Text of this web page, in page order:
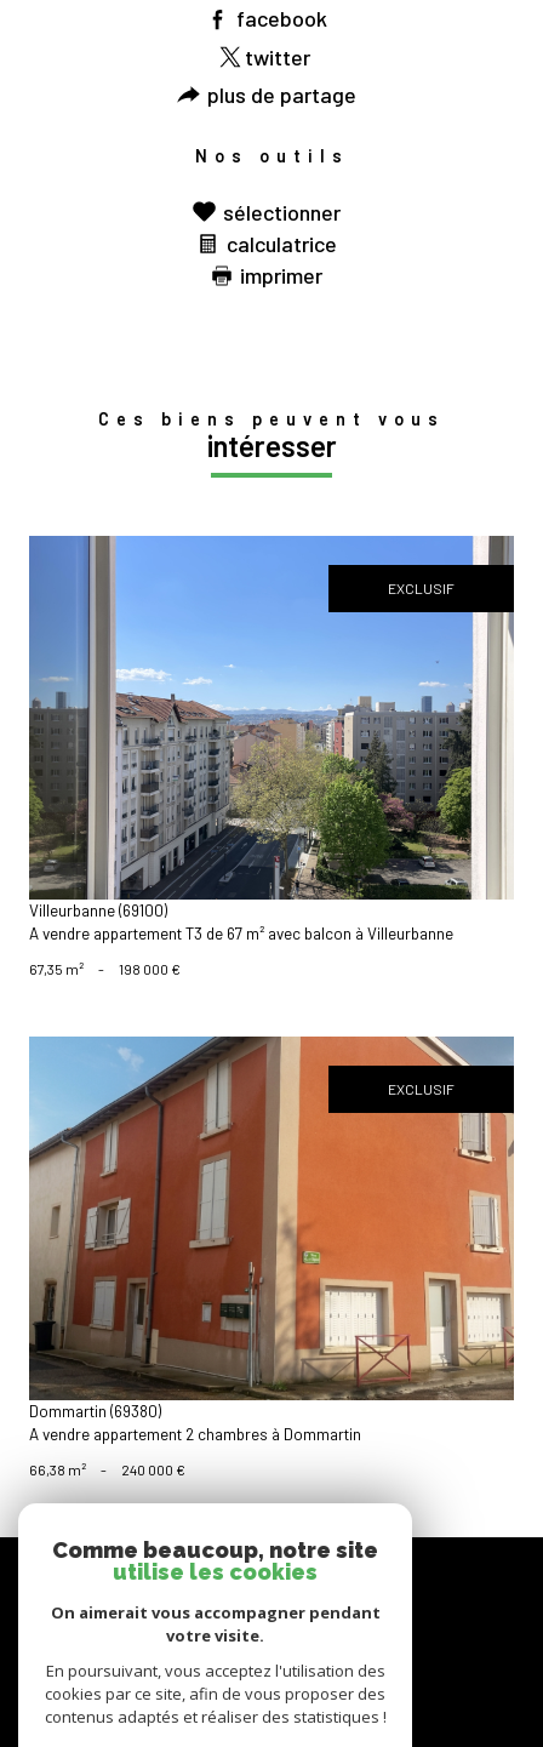
facebook
twitter
plus de partage
Nos outils
sélectionner
calculatrice
imprimer
Ces biens peuvent vous
intéresser
EXCLUSIF
voir le bien
Villeurbanne (69100)
A vendre appartement T3 de 67 m² avec balcon à Villeurbanne
67,35 m² - 198 000 €
EXCLUSIF
voir le bien
Dommartin (69380)
A vendre appartement 2 chambres à Dommartin
66,38 m² - 240 000 €
nous
suivre
nous
adhérons
Comme beaucoup, notre site
utilise les cookies
On aimerait vous accompagner pendant
votre visite.
En poursuivant, vous acceptez l'utilisation des
cookies par ce site, afin de vous proposer des
contenus adaptés et réaliser des statistiques !